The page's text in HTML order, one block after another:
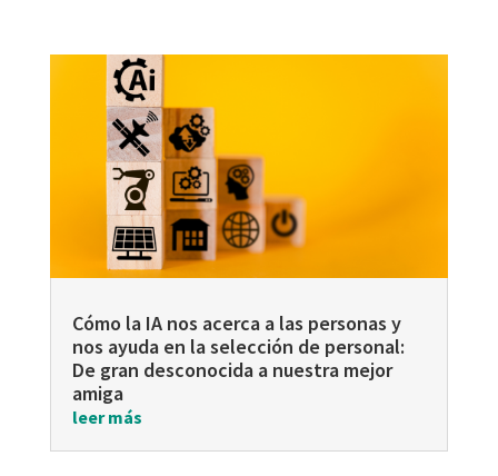
Cómo la IA nos acerca a las personas y
nos ayuda en la selección de personal:
De gran desconocida a nuestra mejor
amiga
leer más